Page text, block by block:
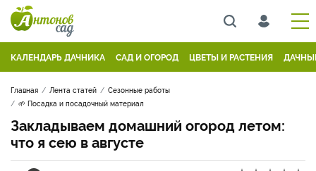
КАЛЕНДАРЬ ДАЧНИКА САД И ОГОРОД ЦВЕТЫ И РАСТЕНИЯ
Главная Лента статей
Сезонные работы
🌱 Посадка и посадочный материал
Закладываем домашний огород летом:
что я сею в августе